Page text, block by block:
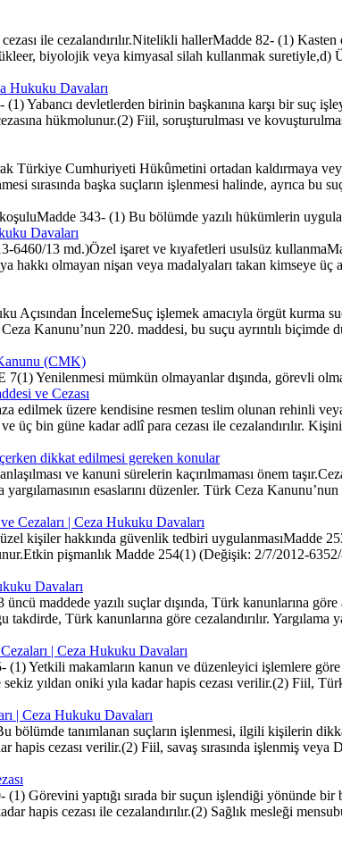
ile cezalandırılır.Nitelikli hallerMadde 82- (1)
biyolojik veya kimyasal silah kullanmak suretiyle,d)
Hukuku Davaları
Yabancı devletlerden birinin başkanına karşı bir suç
hükmolunur.(2) Fiil, soruşturulması ve
Türkiye Cumhuriyeti Hükûmetini ortadan kaldırmaya
sırasında başka suçların işlenmesi halinde, ayrıca
343- (1) Bu bölümde yazılı hükümlerin
Davaları
6460/13 md.)Özel işaret ve kıyafetleri usulsüz
hakkı olmayan nişan veya madalyaları takan kimseye
Açısından İncelemeSuç işlemek amacıyla örgüt kurma
Kanunu’nun 220. maddesi, bu suçu ayrıntılı
(CMK)
Yenilenmesi mümkün olmayanlar dışında, görevli
ve Cezası
edilmek üzere kendisine resmen teslim olunan rehinli
üç bin güne kadar adlî para cezası ile cezalandırılır.
dikkat edilmesi gereken konular
ve kanuni sürelerin kaçırılmaması önem
esaslarını düzenler. Türk Ceza
Cezaları | Ceza Hukuku Davaları
kişiler hakkında güvenlik tedbiri uygulanmasıMadde
pişmanlık Madde 254(1) (Değişik: 2/7/2012-
Davaları
maddede yazılı suçlar dışında, Türk kanunlarına göre
Türk kanunlarına göre cezalandırılır. Yargılama
| Ceza Hukuku Davaları
Yetkili makamların kanun ve düzenleyici işlemlere göre
yıldan oniki yıla kadar hapis cezası verilir.(2) Fiil,
| Ceza Hukuku Davaları
tanımlanan suçların işlenmesi, ilgili kişilerin
hapis cezası verilir.(2) Fiil, savaş sırasında işlenmiş
(1) Görevini yaptığı sırada bir suçun işlendiği yönünde
hapis cezası ile cezalandırılır.(2) Sağlık mesleği